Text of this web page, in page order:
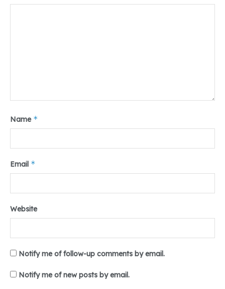
Name *
Email *
Website
Notify me of follow-up comments by email.
Notify me of new posts by email.